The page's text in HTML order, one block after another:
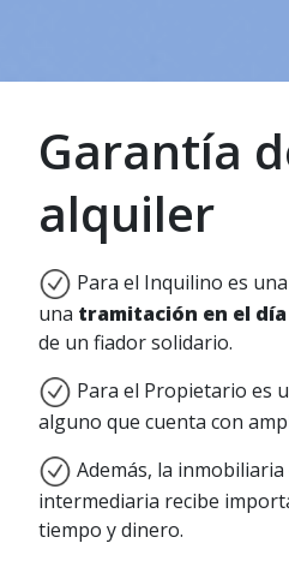
Garantía
alquiler
Para el Inquilino es
una tramitación en el día
de un fiador solidario.
Para el Propietario es
alguno que cuenta con
Además, la
intermediaria recibe
tiempo y dinero.